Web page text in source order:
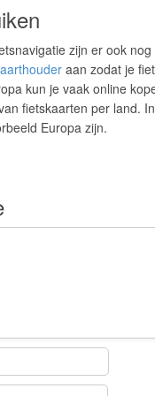
zijn er ook
aan zodat je
kun je vaak online
fietskaarten per land.
Europa zijn.